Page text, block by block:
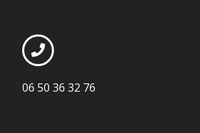
06 50 36 32 76